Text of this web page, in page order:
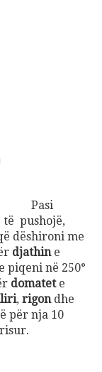
Pasi
të pushojë,
dëshironi me
djathine
piqeni në 250°
domatete
, rigondhe
për nja 10